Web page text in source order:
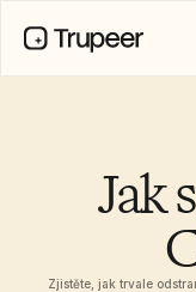
Jak
Zjistěte, jak trvale
Knowledge Base
Shared Pages